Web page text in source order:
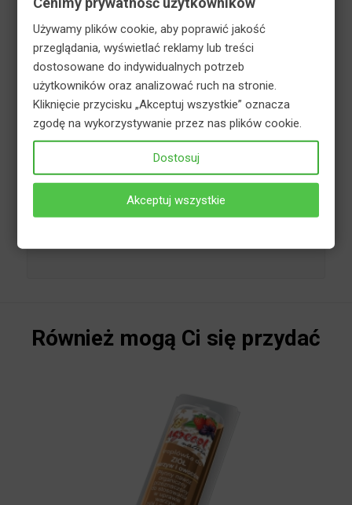
służący do obróbki oraz unieszkodliwiania ścieków
oraz nieczystości zgromadzonych w szambach,
oczyszczalniach ścieków i latrynach. Preparat
niweluje przykre zapachy pochodzące z tych
urządzeń. Zapobiega przedostawaniu się do gruntu
szkodliwych substancji, zawartych w
nieczystościach i ściekach, pochodzących z
gospodarstw domowych. Sanitar Active jest
bezpieczny dla zwierząt i środowiska. Ulega
biodegradacji. Nie niszczy urządzeń kanalizacyjnych.
W 10 gramach preparatu znajduje się kilka milionów
wyselekcjonowanych mikroorganizmów, które
Również mogą Ci się przydać
Używamy plików cookie, aby poprawić jakość
przeglądania, wyświetlać reklamy lub treści
dostosowane do indywidualnych potrzeb
użytkowników oraz analizować ruch na stronie.
Kliknięcie przycisku „Akceptuj wszystkie” oznacza
zgodę na wykorzystywanie przez nas plików cookie.
Dostosuj
Akceptuj wszystkie